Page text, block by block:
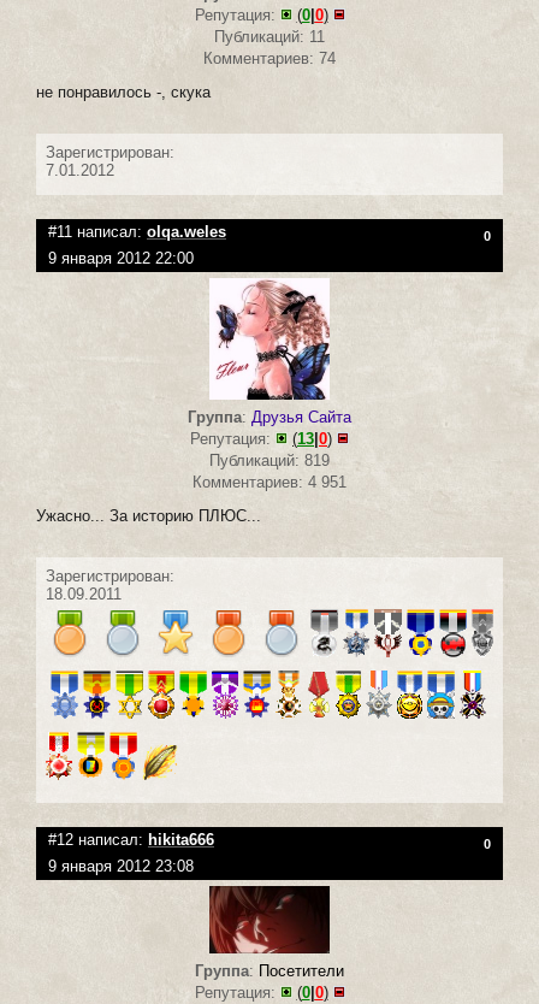
Репутация:
(0| 0)
Публикаций: 11
Комментариев: 74
не понравилось -, скука
Зарегистрирован:
7.01.2012
#11 написал: olqa.weles 0
9 января 2012 22:00
Группа: Друзья Сайта
Репутация:
(13 0)
Публикаций: 819
Комментариев: 4 951
Ужасно... За историю ПЛЮС...
Зарегистрирован:
18.09.2011
#12 написал: hikita666 0
9 января 2012 23:08
Группа: Посетители
Репутация:
(0| 0)